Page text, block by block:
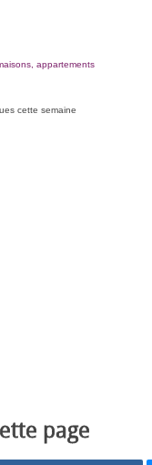
appartements
cette semaine
page